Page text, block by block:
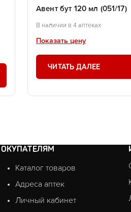
Авент бут 120 мл (051/17)
В наличии в 4 аптеках
Показать цену
ЧИТАТЬ ДАЛЕЕ
Каталог товаров
Адреса аптек
Личный кабинет